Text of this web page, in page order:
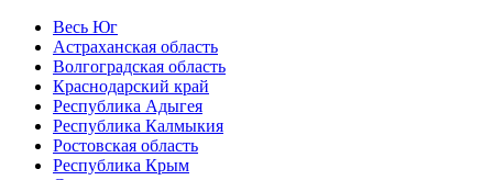
Весь Юг
Астраханская область
Волгоградская область
Краснодарский край
Республика Адыгея
Республика Калмыкия
Ростовская область
Республика Крым